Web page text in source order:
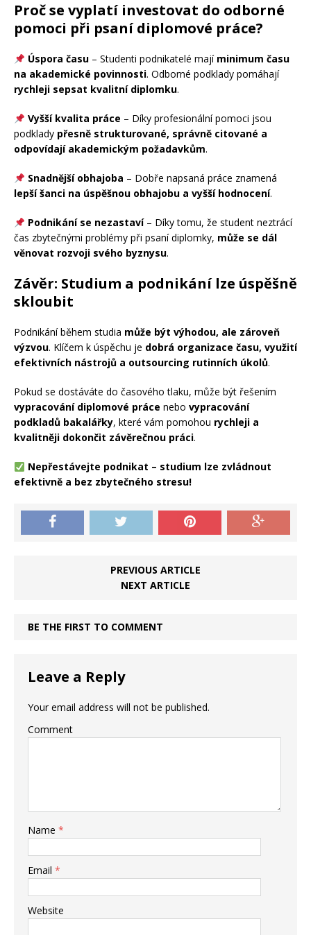
Proč se vyplatí investovat do odborné
pomoci při psaní diplomové práce?
Úspora času– Studenti podnikatelé mají minimum času
na akademické povinnosti. Odborné podklady pomáhají
rychleji sepsat kvalitní diplomku.
Vyšší kvalita práce – Díky profesionální pomoci jsou
podklady přesně strukturované, správně citované a
odpovídají akademickým požadavkům.
Snadnější obhajoba – Dobře napsaná práce znamená
lepší šanci na úspěšnou obhajobu a vyšší hodnocení.
Podnikání se nezastaví– Díky tomu, že student neztrácí
čas zbytečnými problémy při psaní diplomky, může se dál
věnovat rozvoji svého byznysu.
Závěr: Studium a podnikání lze úspěšně
skloubit
Podnikání během studia může být výhodou, ale zároveň
výzvou. Klíčem k úspěchu je dobrá organizace času, využití
efektivních nástrojů a outsourcing rutinních úkolů.
Pokud se dostáváte do časového tlaku, může být řešením
vypracování diplomové práce nebo vypracování
podkladů bakalářky, které vám pomohou rychleji a
kvalitněji dokončit závěrečnou práci.
Nepřestávejte podnikat – studium lze zvládnout
efektivně a bez zbytečného stresu!
PREVIOUS ARTICLE
NEXT ARTICLE
BE THE FIRST TO COMMENT
Leave a Reply
Your email address will not be published.
Comment
Name *
Email *
Website